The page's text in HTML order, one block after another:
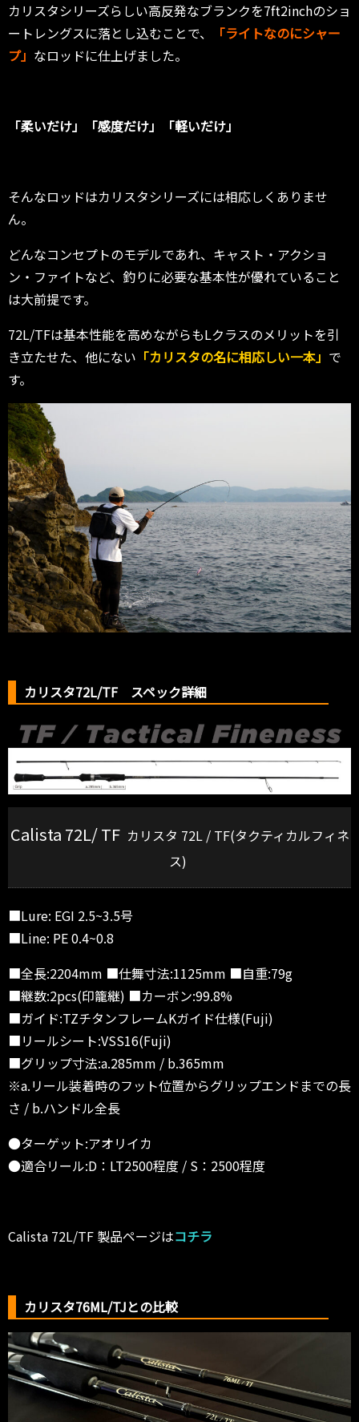
カリスタシリーズらしい高反発なブランクを7ft2inchのショ
ートレングスに落とし込むことで、
「ライトなのにシャー
プ」 なロッドに仕上げました。
「柔いだけ」「感度だけ」「軽いだけ」
そんなロッドはカリスタシリーズには相応しくありませ
ん。
どんなコンセプトのモデルであれ、キャスト・アクショ
ン・ファイトなど、釣りに必要な基本性が優れていること
は大前提です。
72L/TFは基本性能を高めながらもLクラスのメリットを引
き立たせた、他にない 「カリスタの名に相応しい一本」 で
す。
カリスタ72L/TF スペック詳細
Calista 72L/ TF カリスタ 72L / TF(タクティカルフィネ
ス)
■Lure: EGI 2.5~3.5号
■Line: PE 0.4~0.8
■全長:2204mm ■仕舞寸法:1125mm ■自重:79g
■継数:2pcs(印籠継) ■カーボン:99.8%
■ガイド:TZチタンフレームKガイド仕様(Fuji)
■リールシート:VSS16(Fuji)
■グリップ寸法:a.285mm / b.365mm
※a.リール装着時のフット位置からグリップエンドまでの長
さ / b.ハンドル全長
●ターゲット:アオリイカ
●適合リール:D：LT2500程度 / S：2500程度
Calista 72L/TF 製品ページはコチラ
カリスタ76ML/TJとの比較